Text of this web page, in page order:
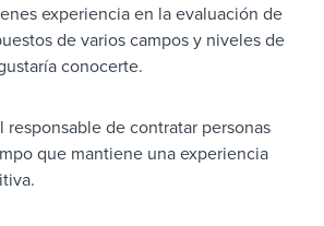
experiencia en la evaluación de
de varios campos y niveles de
conocerte.
responsable de contratar personas
que mantiene una experiencia